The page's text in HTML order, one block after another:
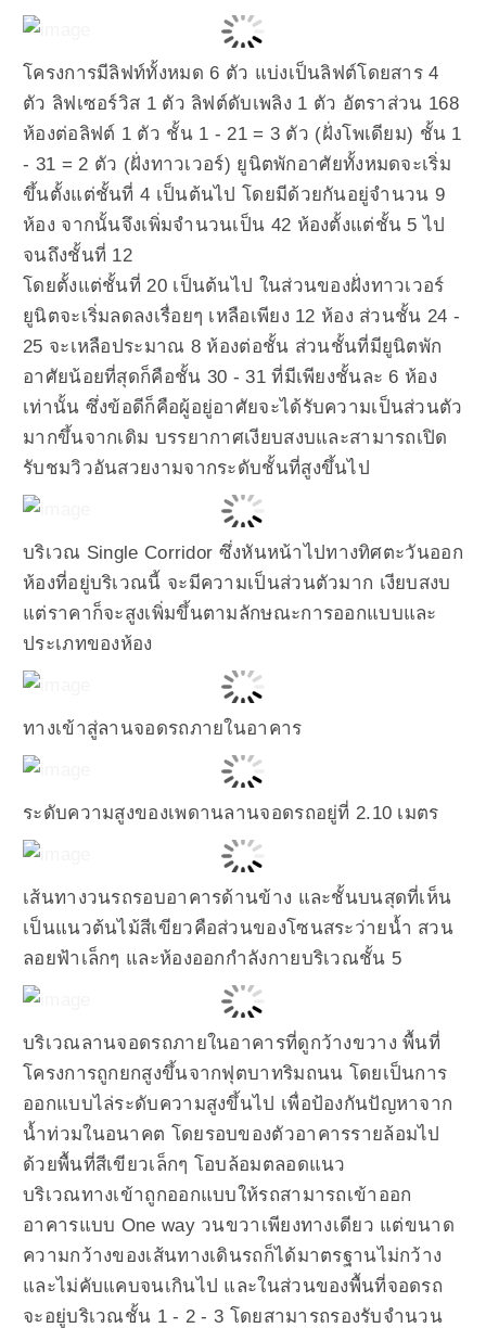
โครงการมีลิฟท์ทั้งหมด 6 ตัว แบ่งเป็นลิฟต์โดยสาร 4
ตัว ลิฟเซอร์วิส 1 ตัว ลิฟต์ดับเพลิง 1 ตัว อัตราส่วน 168
ห้องต่อลิฟต์ 1 ตัว ชั้น 1 - 21 = 3 ตัว (ฝั่งโพเดียม) ชั้น 1
- 31 = 2 ตัว (ฝั่งทาวเวอร์) ยูนิตพักอาศัยทั้งหมดจะเริ่ม
ขึ้นตั้งแต่ชั้นที่ 4 เป็นต้นไป โดยมีด้วยกันอยู่จำนวน 9
ห้อง จากนั้นจึงเพิ่มจำนวนเป็น 42 ห้องตั้งแต่ชั้น 5 ไป
จนถึงชั้นที่ 12
โดยตั้งแต่ชั้นที่ 20 เป็นต้นไป ในส่วนของฝั่งทาวเวอร์
ยูนิตจะเริ่มลดลงเรื่อยๆ เหลือเพียง 12 ห้อง ส่วนชั้น 24 -
25 จะเหลือประมาณ 8 ห้องต่อชั้น ส่วนชั้นที่มียูนิตพัก
อาศัยน้อยที่สุดก็คือชั้น 30 - 31 ที่มีเพียงชั้นละ 6 ห้อง
เท่านั้น ซึ่งข้อดีก็คือผู้อยู่อาศัยจะได้รับความเป็นส่วนตัว
มากขึ้นจากเดิม บรรยากาศเงียบสงบและสามารถเปิด
รับชมวิวอันสวยงามจากระดับชั้นที่สูงขึ้นไป
บริเวณ Single Corridor ซึ่งหันหน้าไปทางทิศตะวันออก
ห้องที่อยู่บริเวณนี้ จะมีความเป็นส่วนตัวมาก เงียบสงบ
แต่ราคาก็จะสูงเพิ่มขึ้นตามลักษณะการออกแบบและ
ประเภทของห้อง
ทางเข้าสู่ลานจอดรถภายในอาคาร
ระดับความสูงของเพดานลานจอดรถอยู่ที่ 2.10 เมตร
เส้นทางวนรถรอบอาคารด้านข้าง และชั้นบนสุดที่เห็น
เป็นแนวต้นไม้สีเขียวคือส่วนของโซนสระว่ายน้ำ สวน
ลอยฟ้าเล็กๆ และห้องออกกำลังกายบริเวณชั้น 5
บริเวณลานจอดรถภายในอาคารที่ดูกว้างขวาง พื้นที่
โครงการถูกยกสูงขึ้นจากฟุตบาทริมถนน โดยเป็นการ
ออกแบบไล่ระดับความสูงขึ้นไป เพื่อป้องกันปัญหาจาก
น้ำท่วมในอนาคต โดยรอบของตัวอาคารรายล้อมไป
ด้วยพื้นที่สีเขียวเล็กๆ โอบล้อมตลอดแนว
บริเวณทางเข้าถูกออกแบบให้รถสามารถเข้าออก
อาคารแบบ One way วนขวาเพียงทางเดียว แต่ขนาด
ความกว้างของเส้นทางเดินรถก็ได้มาตรฐานไม่กว้าง
และไม่คับแคบจนเกินไป และในส่วนของพื้นที่จอดรถ
จะอยู่บริเวณชั้น 1 - 2 - 3 โดยสามารถรองรับจำนวน